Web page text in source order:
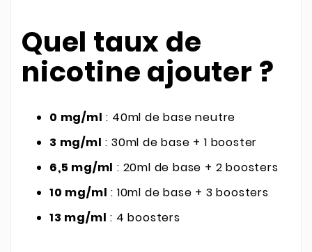
Quel taux de
nicotine ajouter ?
0 mg/ml : 40ml de base neutre
3 mg/ml : 30ml de base + 1 booster
6,5 mg/ml : 20ml de base + 2 boosters
10 mg/ml : 10ml de base + 3 boosters
13 mg/ml : 4 boosters